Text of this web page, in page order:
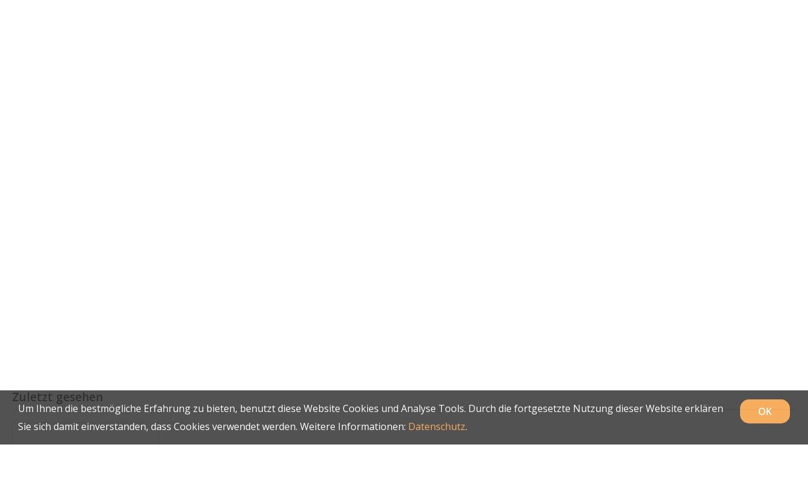
Zuletzt gesehen
OK
Um Ihnen die bestmögliche Erfahrung zu bieten, benutzt diese Website Cookies und Analyse Tools. Durch die fortgesetzte Nutzung dieser Website erklären
Sie sich damit einverstanden, dass Cookies verwendet werden. Weitere Informationen: Datenschutz.